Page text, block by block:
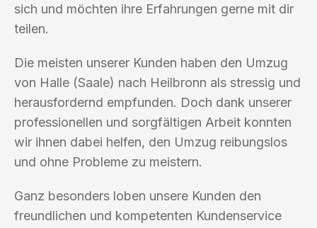
sich und möchten ihre Erfahrungen gerne mit dir
teilen.
Die meisten unserer Kunden haben den Umzug
von Halle (Saale) nach Heilbronn als stressig und
herausfordernd empfunden. Doch dank unserer
professionellen und sorgfältigen Arbeit konnten
wir ihnen dabei helfen, den Umzug reibungslos
und ohne Probleme zu meistern.
Ganz besonders loben unsere Kunden den
freundlichen und kompetenten Kundenservice